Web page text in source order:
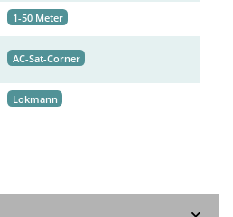
1-50 Meter
AC-Sat-Corner
Lokmann